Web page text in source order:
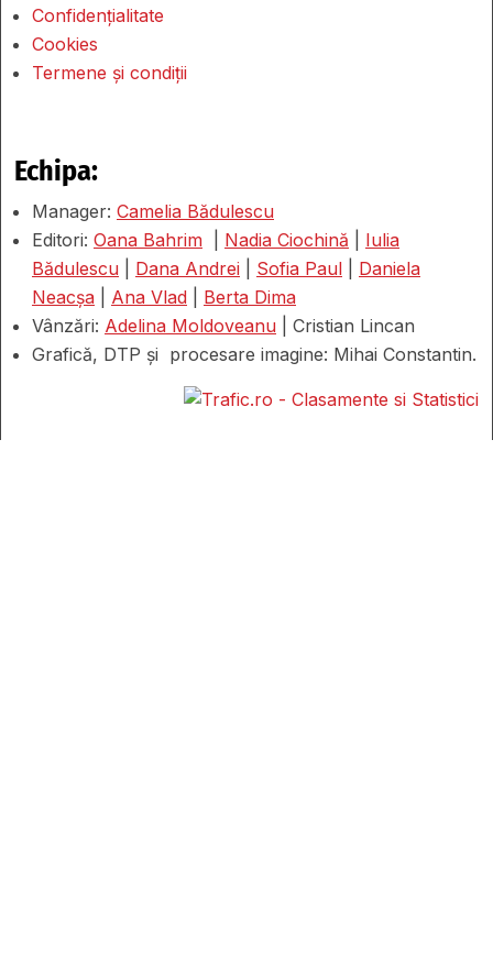
Confidențialitate
Cookies
Termene și condiții
Echipa:
Manager: Camelia Bădulescu
Editori: Oana Bahrim Nadia Ciochină
Iulia
Bădulescu
Dana Andrei Sofia Paul
Daniela
Neacșa
Ana Vlad
Berta Dima
Vânzări: Adelina Moldoveanu | Cristian Lincan
Grafică, DTP și procesare imagine: Mihai Constantin.